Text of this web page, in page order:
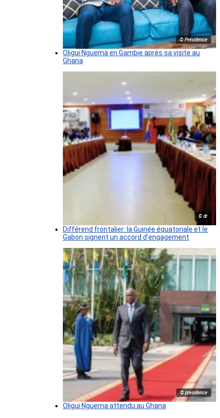
© Présidence
Oligui Nguema en Gambie après sa visite au
Ghana
© dr
Différend frontalier: la Guinée équatoriale et le
Gabon signent un accord d’engagement
© presidence
Oligui Nguema attendu au Ghana